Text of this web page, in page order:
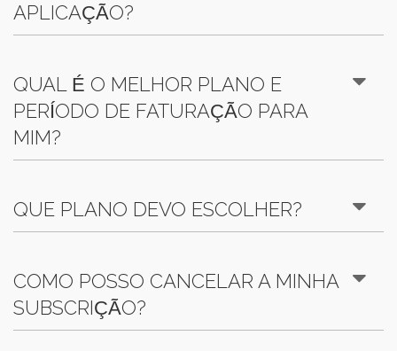
APLICAÇÃO?
QUAL É O MELHOR PLANO E
PERÍODO DE FATURAÇÃO PARA
MIM?
QUE PLANO DEVO ESCOLHER?
COMO POSSO CANCELAR A MINHA
SUBSCRIÇÃO?